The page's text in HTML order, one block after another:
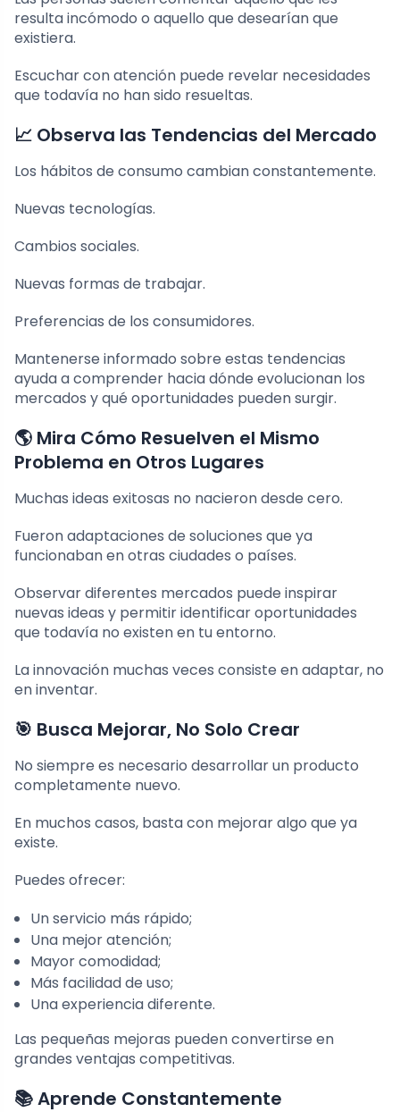
resulta incómodo o aquello que desearían que
existiera.
Escuchar con atención puede revelar necesidades
que todavía no han sido resueltas.
📈 Observa las Tendencias del Mercado
Los hábitos de consumo cambian constantemente.
Nuevas tecnologías.
Cambios sociales.
Nuevas formas de trabajar.
Preferencias de los consumidores.
Mantenerse informado sobre estas tendencias
ayuda a comprender hacia dónde evolucionan los
mercados y qué oportunidades pueden surgir.
🌎 Mira Cómo Resuelven el Mismo
Problema en Otros Lugares
Muchas ideas exitosas no nacieron desde cero.
Fueron adaptaciones de soluciones que ya
funcionaban en otras ciudades o países.
Observar diferentes mercados puede inspirar
nuevas ideas y permitir identificar oportunidades
que todavía no existen en tu entorno.
La innovación muchas veces consiste en adaptar, no
en inventar.
🎯 Busca Mejorar, No Solo Crear
No siempre es necesario desarrollar un producto
completamente nuevo.
En muchos casos, basta con mejorar algo que ya
existe.
Puedes ofrecer:
Un servicio más rápido;
Una mejor atención;
Mayor comodidad;
Más facilidad de uso;
Una experiencia diferente.
Las pequeñas mejoras pueden convertirse en
grandes ventajas competitivas.
📚 Aprende Constantemente